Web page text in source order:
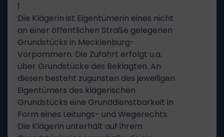
1
Die Klägerin ist Eigentümerin eines nicht
an einer öffentlichen Straße gelegenen
Grundstücks in Mecklenburg-
Vorpommern. Die Zufahrt erfolgt u.a.
über Grundstücke des Beklagten. An
diesen besteht zugunsten des jeweiligen
Eigentümers des klägerischen
Grundstücks eine Grunddienstbarkeit in
Form eines Leitungs- und Wegerechts.
Die Klägerin unterhält auf ihrem